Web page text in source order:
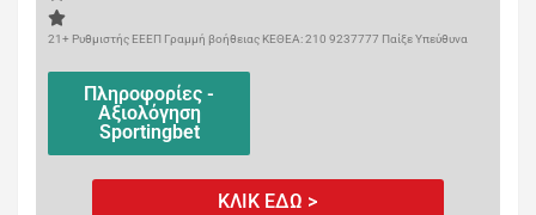
21+ Ρυθμιστής ΕΕΕΠ Γραμμή βοήθειας ΚΕΘΕΑ: 210 9237777 Παίξε Υπεύθυνα
Πληροφορίες -
Αξιολόγηση
Sportingbet
ΚΛΙΚ ΕΔΩ >